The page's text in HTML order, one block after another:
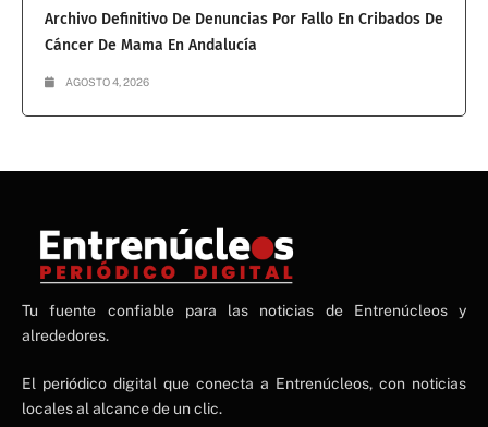
Archivo Definitivo De Denuncias Por Fallo En Cribados De
Cáncer De Mama En Andalucía
AGOSTO 4, 2026
NE
NEWS ELEMENTOR
Tu fuente confiable para las noticias de Entrenúcleos y
alrededores.
El periódico digital que conecta a Entrenúcleos, con noticias
locales al alcance de un clic.